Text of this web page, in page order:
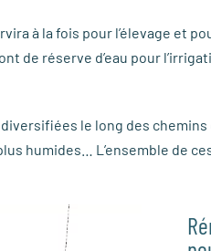
à la fois pour l’élevage et
de réserve d’eau pour
le long des
humides… L’ensemble de